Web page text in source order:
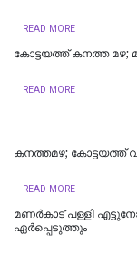
READ MORE
കോട്ടയത്ത് കനത്ത മഴ;
READ MORE
കനത്തമഴ; കോട്ടയത്ത്
READ MORE
മണർകാട് പള്ളി
ഏർപ്പെടുത്തും